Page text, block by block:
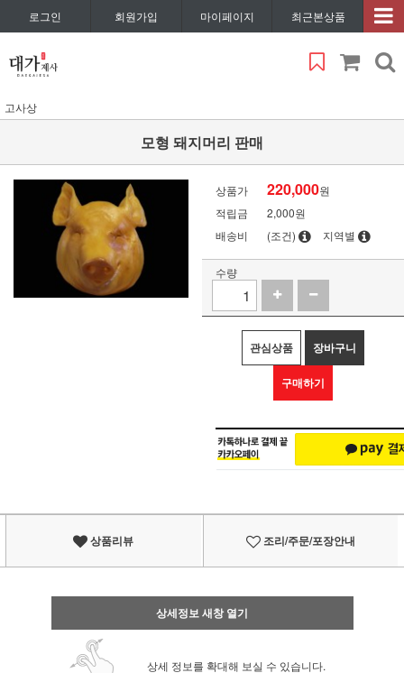
로그인 회원가입 마이페이지 최근본상품
고사상
모형 돼지머리 판매
상품가 220,000원
적립금
2,000원
배송비
(조건) 지역별
수량
관심상품 장바구니
구매하기
상품리뷰 조리/주문/포장안내
상세정보 새창 열기
상세 정보를 확대해 보실 수 있습니다.